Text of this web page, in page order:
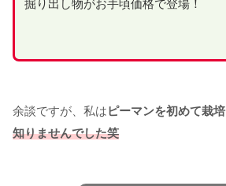
掘り出し物がお手頃価格で登場！
余談ですが、私はピーマンを初めて栽
知りませんでした笑